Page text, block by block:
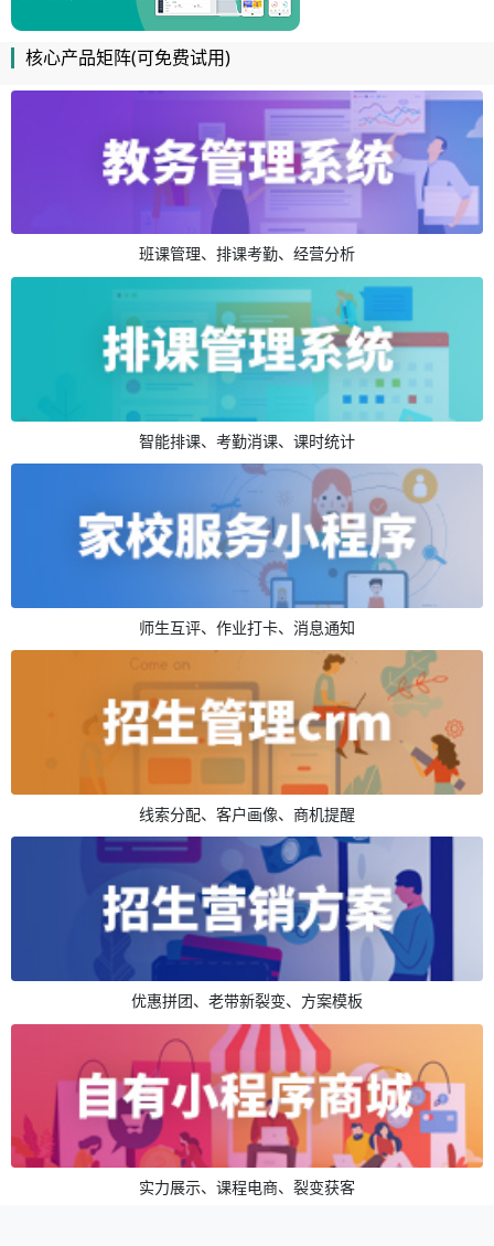
核心产品矩阵(可免费试用)
班课管理、排课考勤、经营分析
智能排课、考勤消课、课时统计
师生互评、作业打卡、消息通知
线索分配、客户画像、商机提醒
优惠拼团、老带新裂变、方案模板
实力展示、课程电商、裂变获客